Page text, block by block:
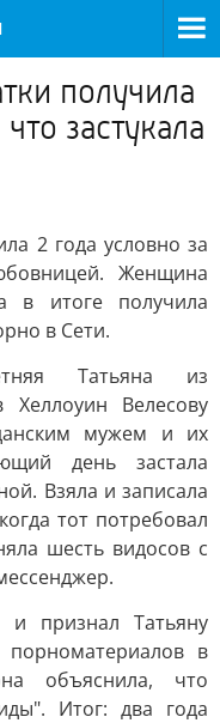
получила
застукала
2 года условно за
Женщина
в итоге получила
в Сети.
Татьяна из
Хеллоуин Велесову
мужем и их
день застала
Взяла и записала
тот потребовал
шесть видосов с
признал Татьяну
в
объяснила, что
Итог: два года